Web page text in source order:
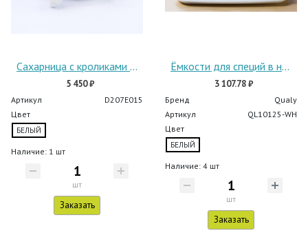
Сахарница с кроликами (NEW), 1000 мл
5 450 ₽
Артикул
D207E015
Цвет
БЕЛЫЙ
Наличие: 1 шт
шт
Заказать
Ёмкости для специй в наборе Animal Parade
3 107.78 ₽
Бренд
Qualy
Артикул
QL10125-WH
Цвет
БЕЛЫЙ
Наличие: 4 шт
шт
Заказать